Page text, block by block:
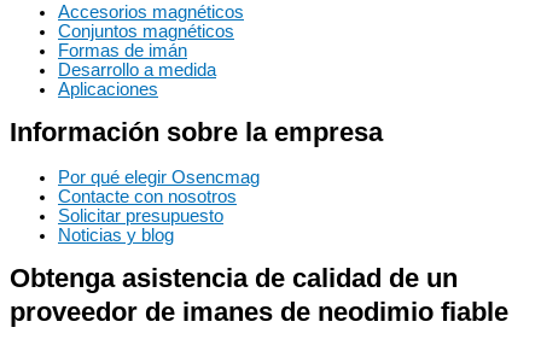
Accesorios magnéticos
Conjuntos magnéticos
Formas de imán
Desarrollo a medida
Aplicaciones
Información sobre la empresa
Por qué elegir Osencmag
Contacte con nosotros
Solicitar presupuesto
Noticias y blog
Obtenga asistencia de calidad de un
proveedor de imanes de neodimio fiable